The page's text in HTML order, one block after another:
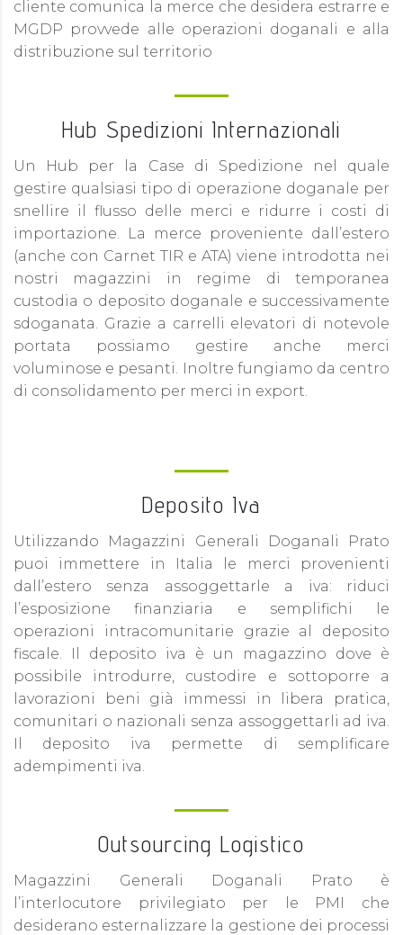
cliente comunica la merce che desidera estrarre e
MGDP provvede alle operazioni doganali e alla
distribuzione sul territorio
Hub Spedizioni Internazionali
Un Hub per la Case di Spedizione nel quale
gestire qualsiasi tipo di operazione doganale per
snellire il flusso delle merci e ridurre i costi di
importazione. La merce proveniente dall’estero
(anche con Carnet TIR e ATA) viene introdotta nei
nostri magazzini in regime di temporanea
custodia o deposito doganale e successivamente
sdoganata. Grazie a carrelli elevatori di notevole
portata possiamo gestire anche merci
voluminose e pesanti. Inoltre fungiamo da centro
di consolidamento per merci in export.
Deposito Iva
Utilizzando Magazzini Generali Doganali Prato
puoi immettere in Italia le merci provenienti
dall’estero senza assoggettarle a iva: riduci
l’esposizione finanziaria e semplifichi le
operazioni intracomunitarie grazie al deposito
fiscale. Il deposito iva è un magazzino dove è
possibile introdurre, custodire e sottoporre a
lavorazioni beni già immessi in libera pratica,
comunitari o nazionali senza assoggettarli ad iva.
Il deposito iva permette di semplificare
adempimenti iva.
Outsourcing Logistico
Magazzini Generali Doganali Prato è
l’interlocutore privilegiato per le PMI che
desiderano esternalizzare la gestione dei processi